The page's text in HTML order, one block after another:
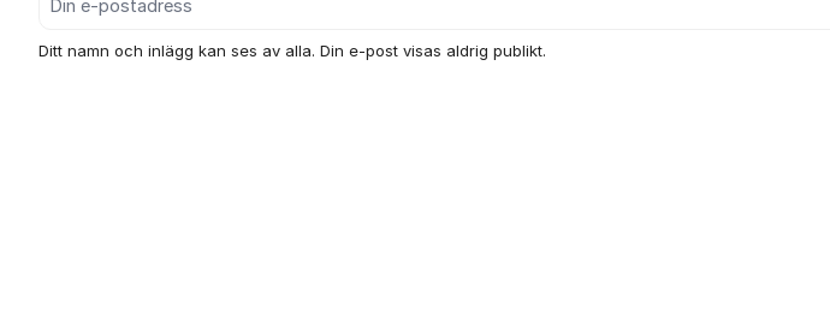
Ditt namn och inlägg kan ses av alla. Din e-post visas aldrig publikt.